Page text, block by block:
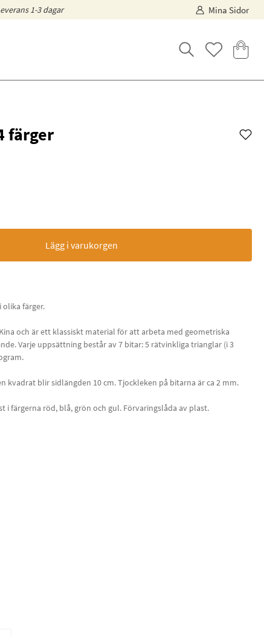
1-3 dagar Mina Sidor
färger
Lägg i varukorgen
färger.
och är ett klassiskt material för att arbeta med geometriska
Varje uppsättning består av 7 bitar: 5 rätvinkliga trianglar (i 3
kvadrat blir sidlängden 10 cm. Tjockleken på bitarna är ca 2 mm.
i färgerna röd, blå, grön och gul. Förvaringslåda av plast.